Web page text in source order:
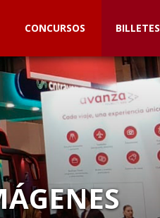
CONCURSOS BILLETES